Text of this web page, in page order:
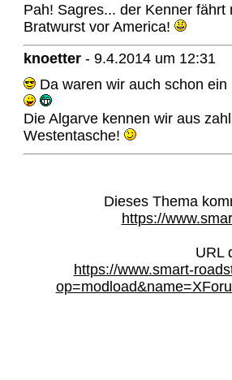
Pah! Sagres... der Kenner
Bratwurst vor America!
knoetter - 9.4.2014 um 12:31
Da waren wir auch schon
Die Algarve kennen wir aus
Westentasche!
Dieses Thema
https://
URL
https://www.smart-